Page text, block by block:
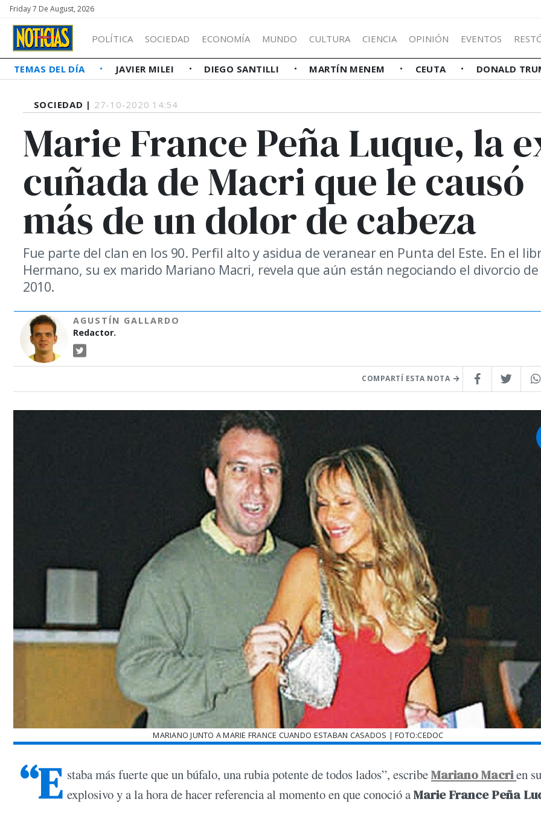
Friday 7 De August, 2026
POLÍTICA SOCIEDAD ECONOMÍA MUNDO CULTURA CIENCIA OPINIÓN EVENTOS
TEMAS DEL DÍA JAVIER MILEI DIEGO SANTILLI MARTÍN MENEM CEUTA DONALD
SOCIEDAD | 27-10-2020 14:54
Marie France Peña Luque, la
cuñada de Macri que le causó
más de un dolor de cabeza
Fue parte del clan en los 90. Perfil alto y asidua de veranear en Punta del Este. En el
Hermano, su ex marido Mariano Macri, revela que aún están negociando el divorcio de
2010.
AGUSTÍN GALLARDO
Redactor.
COMPARTÍ ESTA NOTA
MARIANO JUNTO A MARIE FRANCE CUANDO ESTABAN CASADOS | FOTO:CEDOC
“E staba más fuerte que un búfalo, una rubia potente de todos lados”, escribeMariano Macrien
explosivo y a la hora de hacer referencia al momento en que conoció aMarie France Peña